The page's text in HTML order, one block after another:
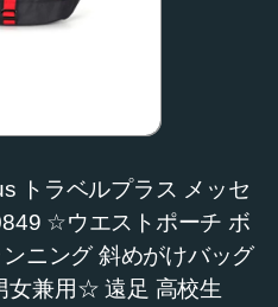
トラベルプラス メッセ
☆ウエストポーチ ボ
ニング 斜めがけバッグ
兼用☆ 遠足 高校生